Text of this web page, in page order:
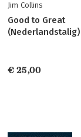
Jim Collins
Good to Great
(Nederlandstalig)
€ 25,00